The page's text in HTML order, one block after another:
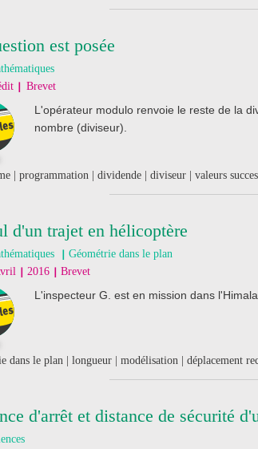
est posée
Brevet
L'opérateur modulo renvoie le reste de la
nombre (diviseur).
| programmation | dividende | diviseur | valeurs
d'un trajet en hélicoptère
Géométrie dans le plan
2016 Brevet
L'inspecteur G. est en mission dans
dans le plan | longueur | modélisation | déplacement
d'arrêt et distance de sécurité